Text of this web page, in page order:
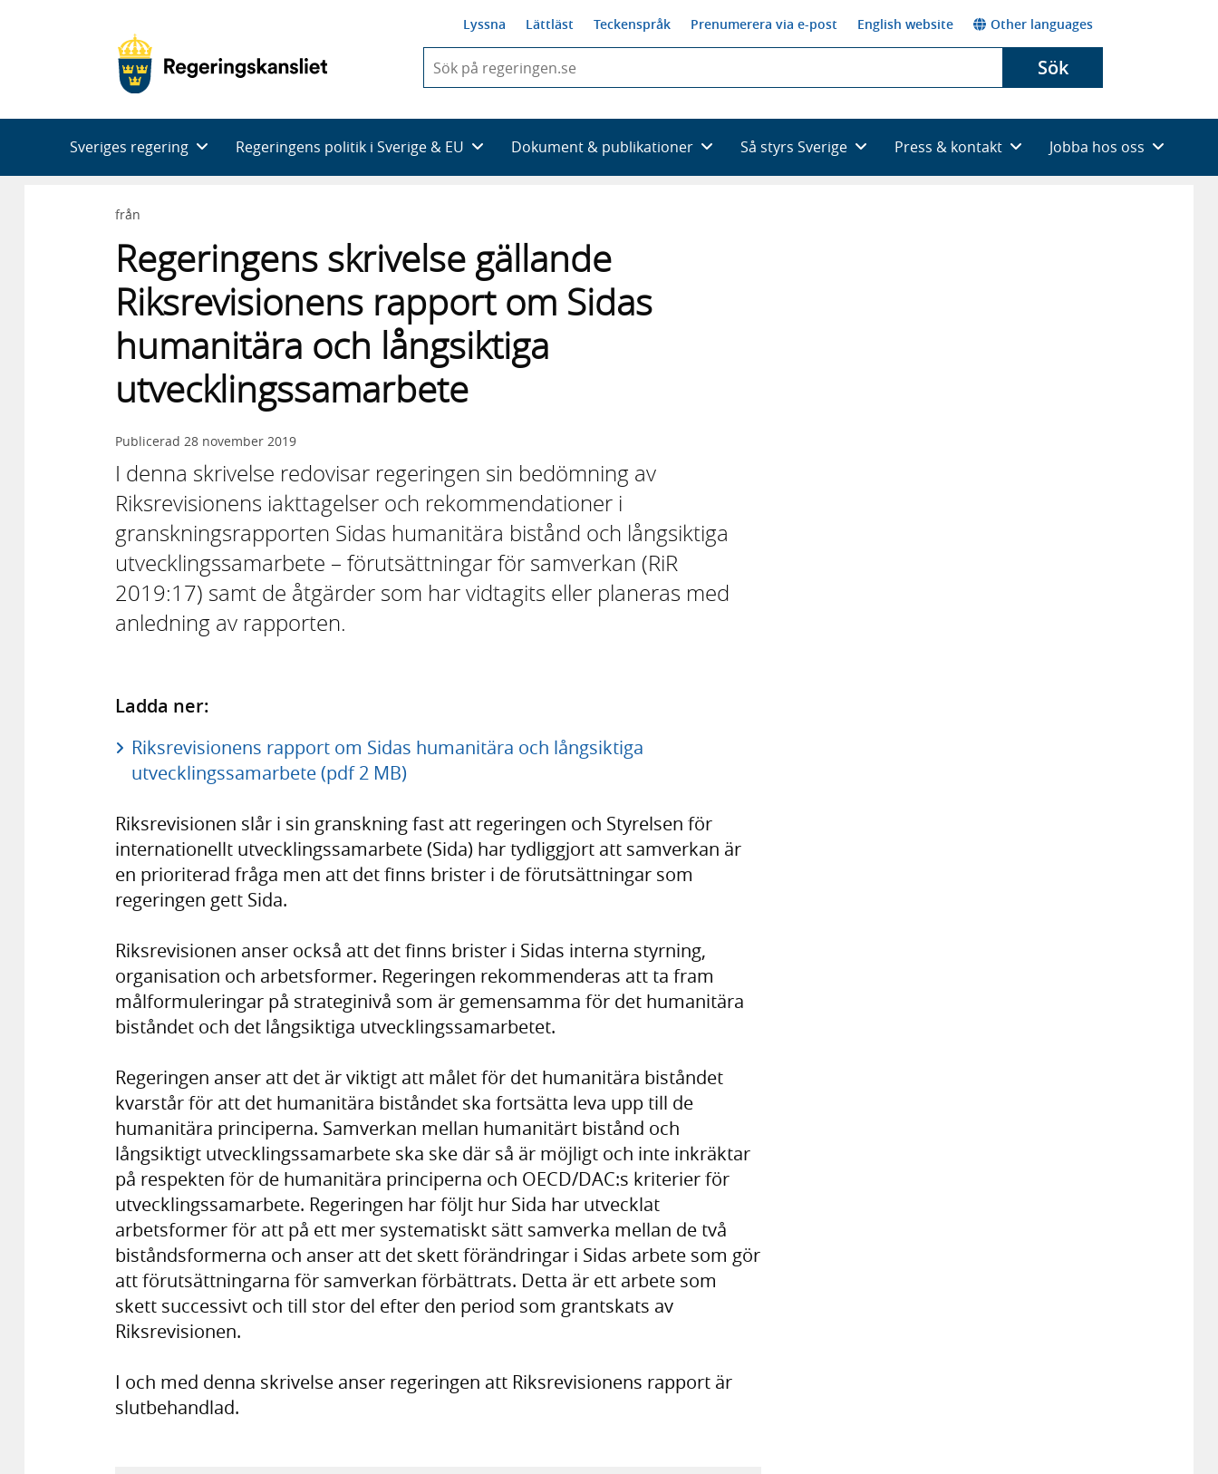
Lyssna Lättläst Teckenspråk Prenumerera via e-post English website Other languages
du
skriva
framträder
en
Sök
Sveriges regering Regeringens politik i Sverige & EU Dokument & publikationer Så styrs Sverige Press & kontakt Jobba hos oss
från
Regeringens skrivelse gällande
Riksrevisionens rapport om Sidas
humanitära och långsiktiga
utvecklingssamarbete
Publicerad 28 november 2019
I denna skrivelse redovisar regeringen sin bedömning av
Riksrevisionens iakttagelser och rekommendationer i
granskningsrapporten Sidas humanitära bistånd och långsiktiga
utvecklingssamarbete – förutsättningar för samverkan (RiR
2019:17) samt de åtgärder som har vidtagits eller planeras med
anledning av rapporten.
Ladda ner:
Riksrevisionens rapport om Sidas humanitära och långsiktiga
utvecklingssamarbete (pdf 2 MB)
Riksrevisionen slår i sin granskning fast att regeringen och Styrelsen för
internationellt utvecklingssamarbete (Sida) har tydliggjort att samverkan är
en prioriterad fråga men att det finns brister i de förutsättningar som
regeringen gett Sida.
Riksrevisionen anser också att det finns brister i Sidas interna styrning,
organisation och arbetsformer. Regeringen rekommenderas att ta fram
målformuleringar på strateginivå som är gemensamma för det humanitära
biståndet och det långsiktiga utvecklingssamarbetet.
Regeringen anser att det är viktigt att målet för det humanitära biståndet
kvarstår för att det humanitära biståndet ska fortsätta leva upp till de
humanitära principerna. Samverkan mellan humanitärt bistånd och
långsiktigt utvecklingssamarbete ska ske där så är möjligt och inte inkräktar
på respekten för de humanitära principerna och OECD/DAC:s kriterier för
utvecklingssamarbete. Regeringen har följt hur Sida har utvecklat
arbetsformer för att på ett mer systematiskt sätt samverka mellan de två
biståndsformerna och anser att det skett förändringar i Sidas arbete som gör
att förutsättningarna för samverkan förbättrats. Detta är ett arbete som
skett successivt och till stor del efter den period som grantskats av
Riksrevisionen.
I och med denna skrivelse anser regeringen att Riksrevisionens rapport är
slutbehandlad.